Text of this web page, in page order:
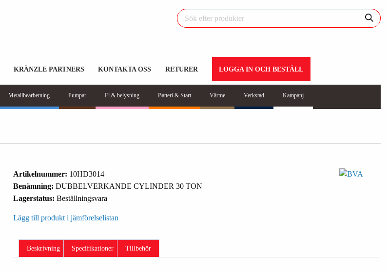
KRÄNZLE PARTNERS KONTAKTA OSS RETURER LOGGA IN OCH BESTÄLL
Metallbearbetning Pumpar El & belysning Batteri & Start Värme Verkstad Kampanj
Artikelnummer: 10HD3014
Benämning: DUBBELVERKANDE CYLINDER 30 TON
Lagerstatus: Beställningsvara
Lägg till produkt i jämförelselistan
Beskrivning Specifikationer Tillbehör